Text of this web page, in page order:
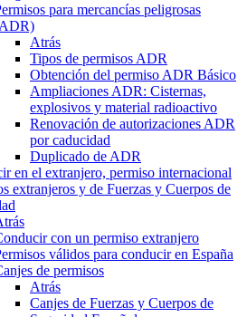
para mercancías peligrosas
Atrás
Tipos de permisos ADR
Obtención del permiso ADR Básico
Ampliaciones ADR: Cisternas,
explosivos y material radioactivo
Renovación de autorizaciones ADR
por caducidad
Duplicado de ADR
en el extranjero, permiso internacional
extranjeros y de Fuerzas y Cuerpos de
con un permiso extranjero
válidos para conducir en España
de permisos
Atrás
Canjes de Fuerzas y Cuerpos de